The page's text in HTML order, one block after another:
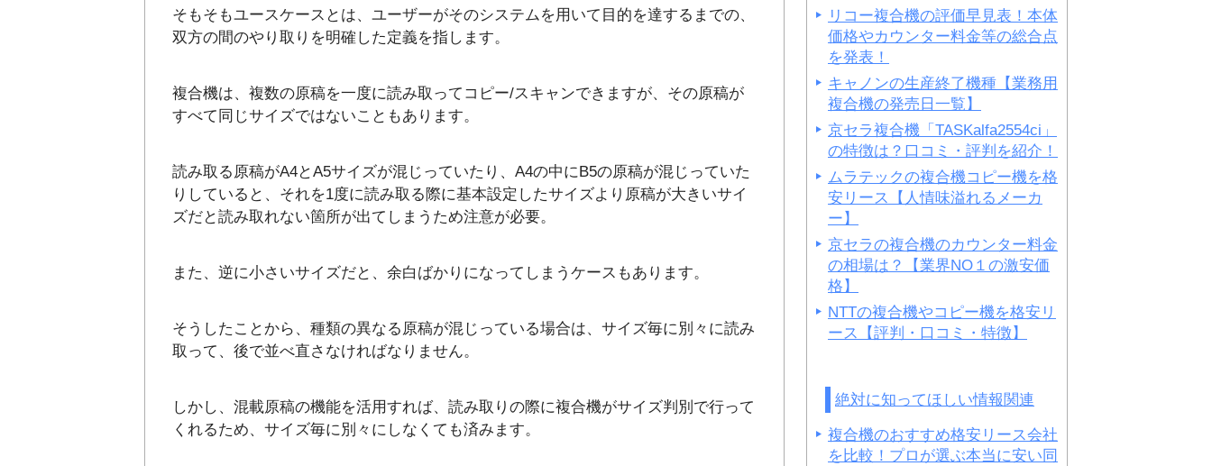
そもそもユースケースとは、ユーザーがそのシステムを用いて目的を達するまでの、
双方の間のやり取りを明確した定義を指します。
複合機は、複数の原稿を一度に読み取ってコピー/スキャンできますが、その原稿が
すべて同じサイズではないこともあります。
読み取る原稿がA4とA5サイズが混じっていたり、A4の中にB5の原稿が混じっていた
りしていると、それを1度に読み取る際に基本設定したサイズより原稿が大きいサイ
ズだと読み取れない箇所が出てしまうため注意が必要。
また、逆に小さいサイズだと、余白ばかりになってしまうケースもあります。
そうしたことから、種類の異なる原稿が混じっている場合は、サイズ毎に別々に読み
取って、後で並べ直さなければなりません。
しかし、混載原稿の機能を活用すれば、読み取りの際に複合機がサイズ判別で行って
くれるため、サイズ毎に別々にしなくても済みます。
リコー複合機の評価早見表！本体
価格やカウンター料金等の総合点
を発表！
キャノンの生産終了機種【業務用
複合機の発売日一覧】
京セラ複合機「TASKalfa2554ci」
の特徴は？口コミ・評判を紹介！
ムラテックの複合機コピー機を格
安リース【人情味溢れるメーカ
ー】
京セラの複合機のカウンター料金
の相場は？【業界NO１の激安価
格】
NTTの複合機やコピー機を格安リ
ース【評判・口コミ・特徴】
絶対に知ってほしい情報関連
複合機のおすすめ格安リース会社
を比較！プロが選ぶ本当に安い同